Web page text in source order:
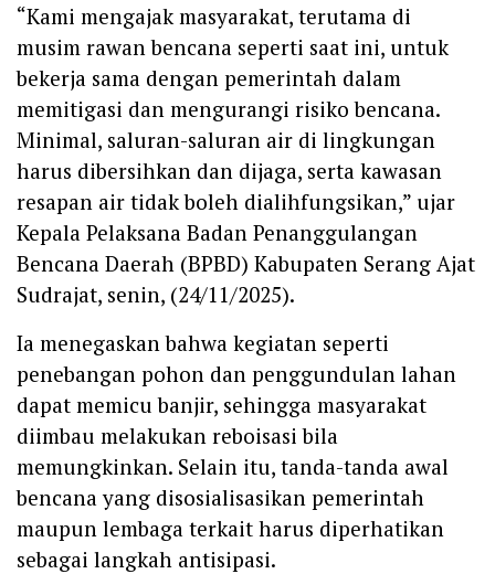
“Kami mengajak masyarakat, terutama di
musim rawan bencana seperti saat ini, untuk
bekerja sama dengan pemerintah dalam
memitigasi dan mengurangi risiko bencana.
Minimal, saluran-saluran air di lingkungan
harus dibersihkan dan dijaga, serta kawasan
resapan air tidak boleh dialihfungsikan,” ujar
Kepala Pelaksana Badan Penanggulangan
Bencana Daerah (BPBD) Kabupaten Serang Ajat
Sudrajat, senin, (24/11/2025).
Ia menegaskan bahwa kegiatan seperti
penebangan pohon dan penggundulan lahan
dapat memicu banjir, sehingga masyarakat
diimbau melakukan reboisasi bila
memungkinkan. Selain itu, tanda-tanda awal
bencana yang disosialisasikan pemerintah
maupun lembaga terkait harus diperhatikan
sebagai langkah antisipasi.